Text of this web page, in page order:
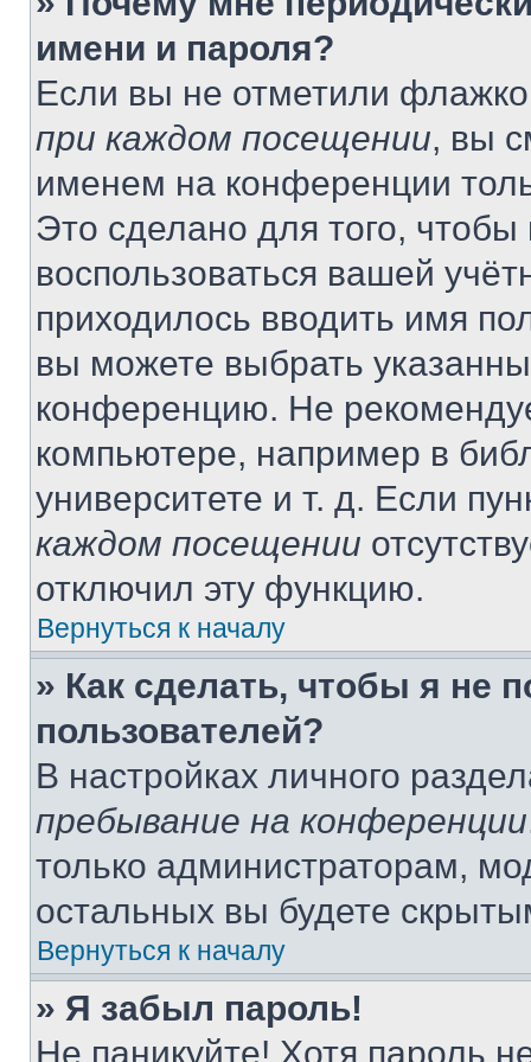
имени и пароля?
Если вы не отметили
при каждом посещении, вы
именем на конференции
Это сделано для того, чтобы
воспользоваться вашей
приходилось вводить имя
вы можете выбрать
конференцию. Не
компьютере, например в
университете и т. д. Если
каждом посещении
отключил эту функцию.
Вернуться к началу
» Как сделать, чтобы я не
пользователей?
В настройках личного
пребывание на конференции
только администраторам,
остальных вы будете
Вернуться к началу
» Я забыл пароль!
Не паникуйте! Хотя пароль